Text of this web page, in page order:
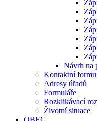
Návrh na
Kontaktní
Adresy úřadů
Formuláře
Rozklikávací
Životní situace